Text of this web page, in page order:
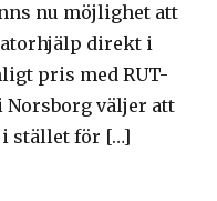
nu möjlighet att
direkt i
pris med RUT-
väljer att
stället för […]